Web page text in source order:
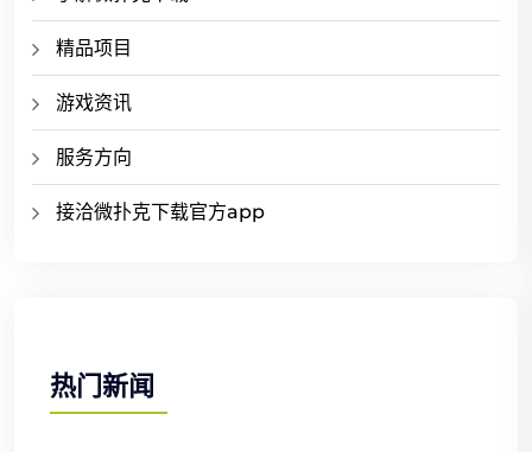
精品项目
游戏资讯
服务方向
接洽微扑克下载官方app
热门新闻